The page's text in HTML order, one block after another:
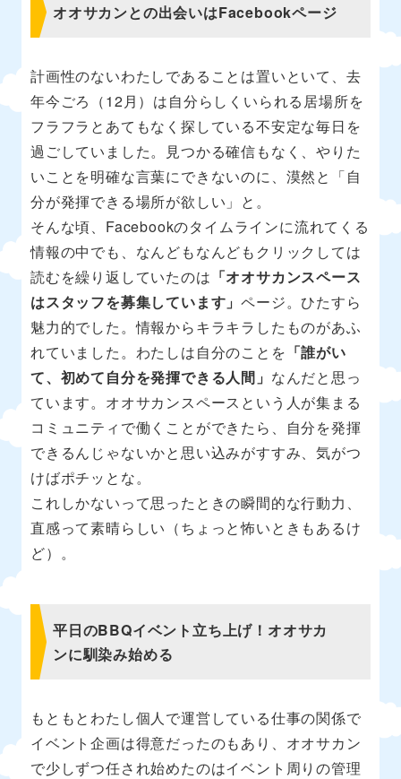
オオサカンとの出会いはFacebookページ
計画性のないわたしであることは置いといて、去
年今ごろ（12月）は自分らしくいられる居場所を
フラフラとあてもなく探している不安定な毎日を
過ごしていました。見つかる確信もなく、やりた
いことを明確な言葉にできないのに、漠然と「自
分が発揮できる場所が欲しい」と。
そんな頃、Facebookのタイムラインに流れてくる
情報の中でも、なんどもなんどもクリックしては
読むを繰り返していたのは 「オオサカンスペース
はスタッフを募集しています」ページ。ひたすら
魅力的でした。情報からキラキラしたものがあふ
れていました。わたしは自分のことを 「誰がい
て、初めて自分を発揮できる人間」 なんだと思っ
ています。オオサカンスペースという人が集まる
コミュニティで働くことができたら、自分を発揮
できるんじゃないかと思い込みがすすみ、気がつ
けばポチッとな。
これしかないって思ったときの瞬間的な行動力、
直感って素晴らしい（ちょっと怖いときもあるけ
ど）。
平日のBBQイベント立ち上げ！オオサカ
ンに馴染み始める
もともとわたし個人で運営している仕事の関係で
イベント企画は得意だったのもあり、オオサカン
で少しずつ任され始めたのはイベント周りの管理